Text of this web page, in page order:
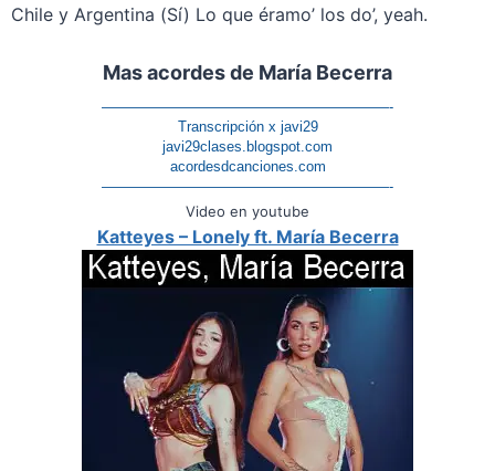
Chile y Argentina (Sí) Lo que éramo’ los do’, yeah.
Mas acordes de María Becerra
————————————————————-
Transcripción x javi29
javi29clases.blogspot.com
acordesdcanciones.com
————————————————————-
Video en youtube
Katteyes – Lonely ft. María Becerra